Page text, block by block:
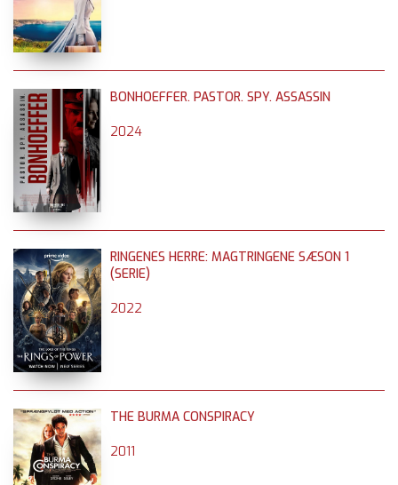
BONHOEFFER. PASTOR. SPY. ASSASSIN
2024
RINGENES HERRE: MAGTRINGENE SÆSON 1
(SERIE)
2022
THE BURMA CONSPIRACY
2011